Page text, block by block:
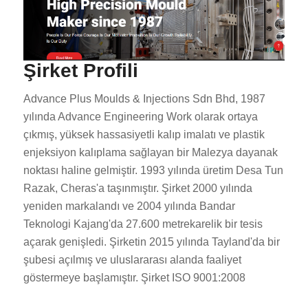
Şirket Profili
Advance Plus Moulds & Injections Sdn Bhd, 1987
yılında Advance Engineering Work olarak ortaya
çıkmış, yüksek hassasiyetli kalıp imalatı ve plastik
enjeksiyon kalıplama sağlayan bir Malezya dayanak
noktası haline gelmiştir. 1993 yılında üretim Desa Tun
Razak, Cheras'a taşınmıştır. Şirket 2000 yılında
yeniden markalandı ve 2004 yılında Bandar
Teknologi Kajang'da 27.600 metrekarelik bir tesis
açarak genişledi. Şirketin 2015 yılında Tayland'da bir
şubesi açılmış ve uluslararası alanda faaliyet
göstermeye başlamıştır. Şirket ISO 9001:2008